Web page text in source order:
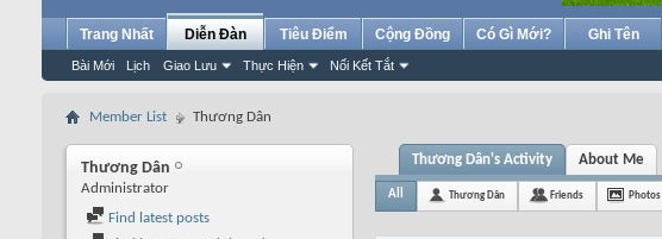
Trang Nhất Diễn Đàn
Bài Mới Lịch Giao Lưu Thực Hiện Nối Kết Tắt
Tiêu Điểm Cộng Đồng Có Gì Mới? Ghi Tên
Member List Thương Dân
Thương Dân
Administrator
Find latest posts
Thương Dân's Activity About Me
All Thương Dân Friends Photos